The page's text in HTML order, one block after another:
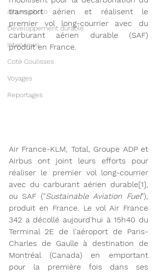
album photo
Développement durable
Interviews
Coté Coulisses
Voyages
Reportages
transport aérien et réalisent le
premier vol long-courrier avec du
carburant aérien durable (SAF)
produit en France.
Air France-KLM, Total, Groupe ADP et
Airbus ont joint leurs efforts pour
réaliser le premier vol long-courrier
avec du carburant aérien durable[1]
ou SAF ("Sustainable Aviation Fuel"),
produit en France. Le vol Air France
342 a décollé aujourd'hui à 15h40 du
Terminal 2E de l'aéroport de Paris-
Charles de Gaulle à destination de
Montréal (Canada) en emportant
pour la première fois dans ses